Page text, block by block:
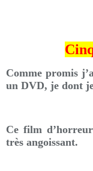
Comme promis
un DVD, je dont
Ce film
très angoissant.